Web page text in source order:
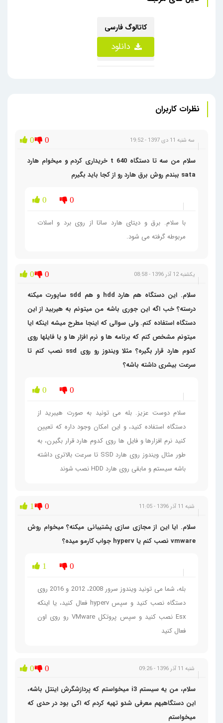
کاتالوگ فارسی
دانلود
نظرات کاربران
سه شنبه 11 دی 1397 - 19:52 0 0
سلام من سه تا دستگاه t 640 خریداری کردم و میخوام هارد
sata ببندم روش برق هارد رو از کجا باید بگیرم
0 0
با سلام. برق و دیتای هارد ساتا از روی برد و اسلات
مربوطه گرفته می شود.
یکشنبه 12 آذر 1396 - 08:58 0 0
سلام. این دستگاه هم هارد hdd و هم sdd ساپورت میکنه
درسته؟ خب اگه این جوری باشه من میتونم به هیربید از این
دستگاه استفاده کنم. ولی سوالی که اینجا مطرح میشه اینکه ایا
میتونم مشخص کنم که برنامه ها و نرم افزار ها و یا فایلها روی
کدوم هارد قرار بگیره؟ مثلا ویندوز رو روی ssd نصب کنم تا
سرعت بیشری داشته باشه؟
0 0
سلام دوست عزیز. بله می تونید به صورت هیبرید از
دستگاه استفاده کنید، و این امکان وجود داره که تعیین
کنید نرم افزارها و فایل ها روی کدوم هارد قرار بگیرن، به
طور مثال ویندوز روی هارد SSD تا سرعت بالاتری داشته
باشه سیستم و مابقی روی هارد HDD نصب شوند
شنبه 11 آذر 1396 - 11:05 1 0
سلام. ایا این از مجازی سازی پشتیبانی میکنه؟ میخوام روش
vmware نصب کنم یا hyperv جواب کارمو میده؟
1 0
بله، شما می تونید ویندوز سرور 2008، 2012 و 2016 روی
دستگاه نصب کنید و سپس hyperv فعال کنید، یا اینکه
Esx نصب کنید و سپس پروتکل VMware رو روی اون
فعال کنید
شنبه 11 آذر 1396 - 09:26 0 0
سلام، من یه سیستم i3 میخواستم که پردازشگرش اینتل باشه،
این دستگاهبهم معرفی شدو تهیه کردم که اکی بود در حدی که
میخواستم